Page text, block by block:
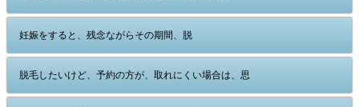
妊娠をすると、残念ながらその期間、脱
脱毛したいけど、予約の方が、取れにくい場合は、思